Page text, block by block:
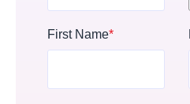
First Name*